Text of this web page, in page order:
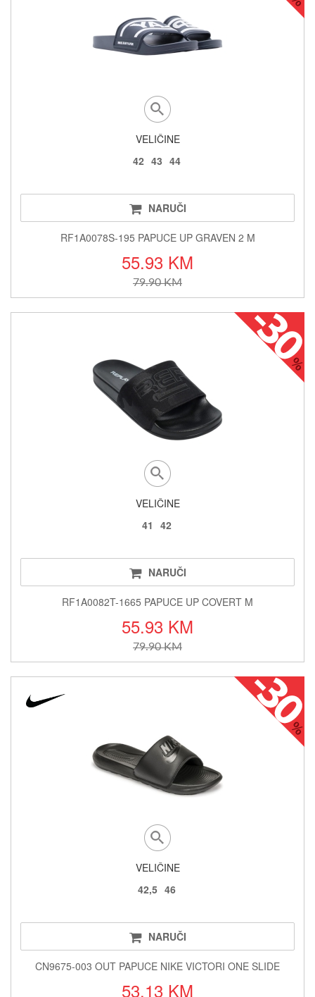
VELIČINE
42 43 44
NARUČI
RF1A0078S-195 PAPUCE UP GRAVEN 2 M
55.93 KM
79.90 KM
VELIČINE
41 42
NARUČI
RF1A0082T-1665 PAPUCE UP COVERT M
55.93 KM
79.90 KM
VELIČINE
42,5 46
NARUČI
CN9675-003 OUT PAPUCE NIKE VICTORI ONE SLIDE
53.13 KM